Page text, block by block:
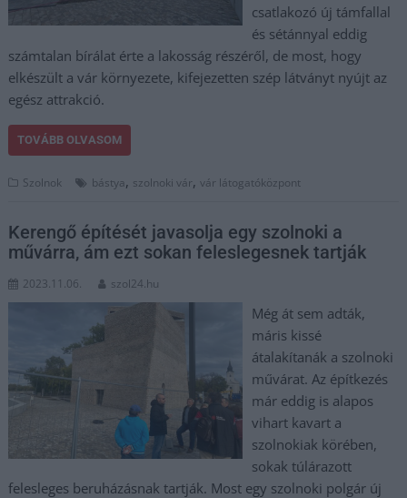
csatlakozó új támfallal
és sétánnyal eddig
számtalan bírálat érte a lakosság részéről, de most, hogy
elkészült a vár környezete, kifejezetten szép látványt nyújt az
egész attrakció.
TOVÁBB OLVASOM
Szolnok bástya, szolnoki vár,vár látogatóközpont
Kerengő építését javasolja egy szolnoki a
művárra, ám ezt sokan feleslegesnek tartják
2023.11.06. szol24.hu
Még át sem adták,
máris kissé
átalakítanák a szolnoki
művárat. Az építkezés
már eddig is alapos
vihart kavart a
szolnokiak körében,
sokak túlárazott
felesleges beruházásnak tartják. Most egy szolnoki polgár új